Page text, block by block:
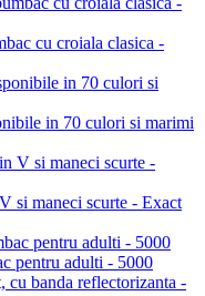
cu croiala clasica -
in 70 culori si marimi
si maneci scurte - Exact
pentru adulti - 5000